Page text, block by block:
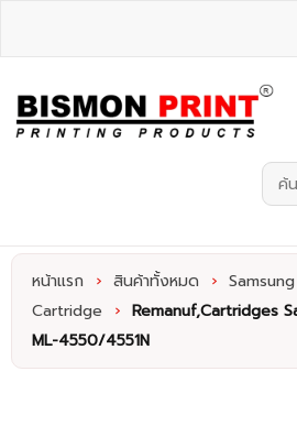
หน้าแรก › สินค้าทั้งหมด ›
Cartridge
› Remanuf,Cartridges
ML-4550/4551N